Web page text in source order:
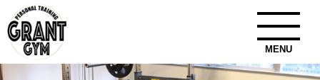
MENU